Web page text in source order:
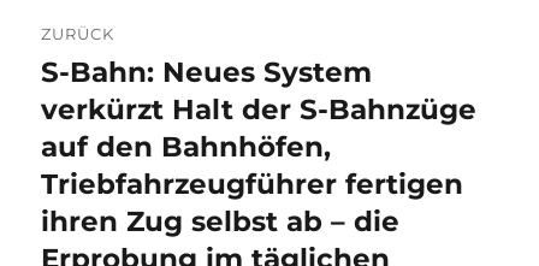
ZURÜCK
Vorheriger
Beitrag:
S-Bahn: Neues System
verkürzt Halt der S-Bahnzüge
auf den Bahnhöfen,
Triebfahrzeugführer fertigen
ihren Zug selbst ab – die
Erprobung im täglichen